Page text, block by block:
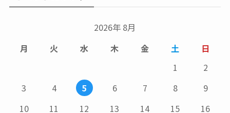
2026年 8月
月
火 水 木 金 土
日
1
2
3
4 5 6 7 8
9
10
11 12 13 14 15
16